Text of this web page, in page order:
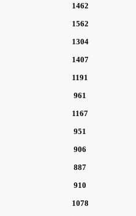
1462
1562
1304
1407
1191
961
1167
951
906
887
910
1078